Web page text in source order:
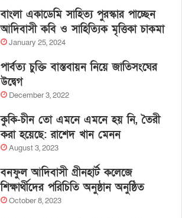
বাংলা একাডেমি সাহিত্য পুরস্কার পাচ্ছেন
আদিবাসী কবি ও সাহিত্যিক মৃত্তিকা চাকমা
January 25, 2024
পার্বত্য চুক্তি বাস্তবায়ন নিয়ে জাতিসংঘের
উদ্বেগ
December 3, 2022
কুকি-চীন তো এমনে এমনে হয় নি, তৈরী
করা হয়েছে: রাশেদ খান মেনন
August 3, 2023
বনফুল আদিবাসী গ্রীনহার্ট কলেজে
শিক্ষার্থীদের পরিচিতি অনুষ্ঠান অনুষ্ঠিত
October 8, 2023